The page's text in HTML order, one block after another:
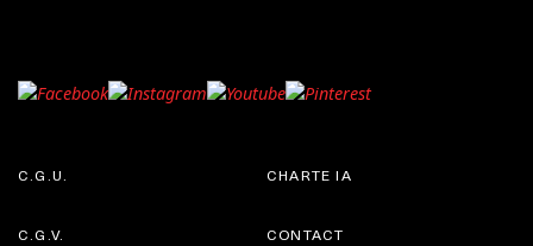
C.G.U.
C.G.V.
CHARTE IA
CONTACT